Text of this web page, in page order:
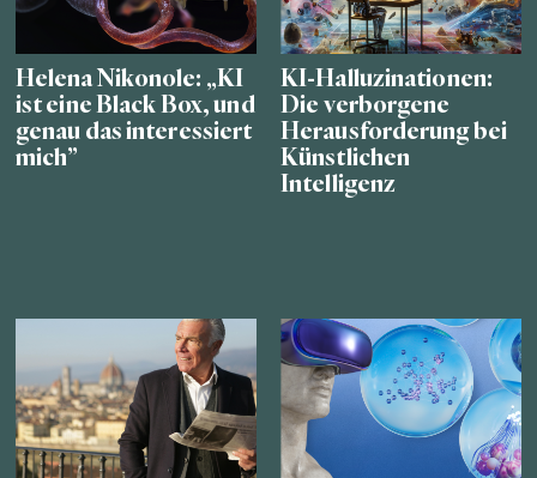
Helena Nikonole: „KI
ist eine Black Box, und
genau das interessiert
mich”
KI-Halluzinationen:
Die verborgene
Herausforderung bei
Künstlichen
Intelligenz